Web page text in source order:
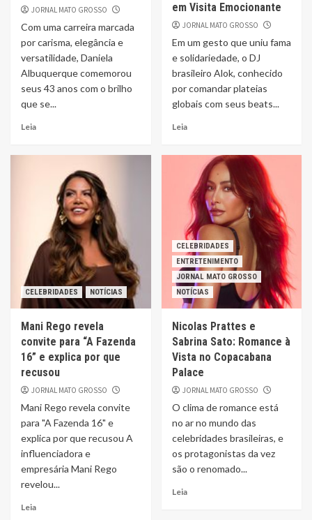
JORNAL MATO GROSSO
Com uma carreira marcada
por carisma, elegância e
versatilidade, Daniela
Albuquerque comemorou
seus 43 anos com o brilho
que se...
Leia
em Visita Emocionante
JORNAL MATO GROSSO
Em um gesto que uniu fama
e solidariedade, o DJ
brasileiro Alok, conhecido
por comandar plateias
globais com seus beats...
Leia
CELEBRIDADES NOTÍCIAS
Mani Rego revela
convite para “A Fazenda
16” e explica por que
recusou
JORNAL MATO GROSSO
Mani Rego revela convite
para "A Fazenda 16" e
explica por que recusou A
influenciadora e
empresária Mani Rego
revelou...
Leia
CELEBRIDADES
ENTRETENIMENTO
JORNAL MATO GROSSO
NOTÍCIAS
Nicolas Prattes e
Sabrina Sato: Romance à
Vista no Copacabana
Palace
JORNAL MATO GROSSO
O clima de romance está
no ar no mundo das
celebridades brasileiras, e
os protagonistas da vez
são o renomado...
Leia